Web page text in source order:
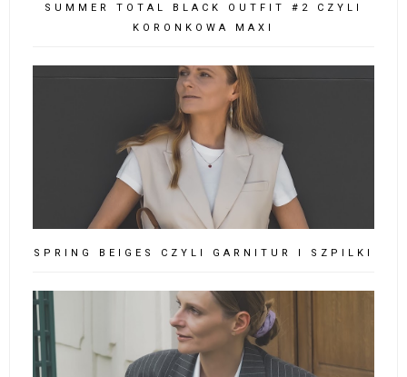
SUMMER TOTAL BLACK OUTFIT #2 CZYLI
KORONKOWA MAXI
SPRING BEIGES CZYLI GARNITUR I SZPILKI